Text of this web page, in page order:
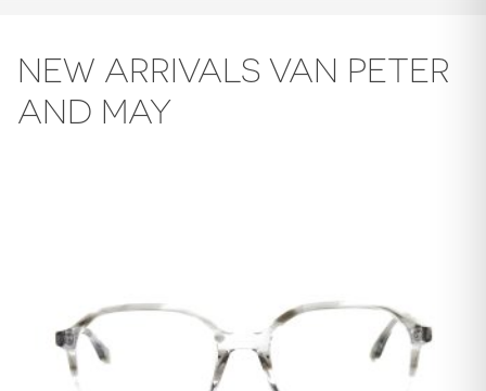
NEW ARRIVALS VAN PETER
AND MAY